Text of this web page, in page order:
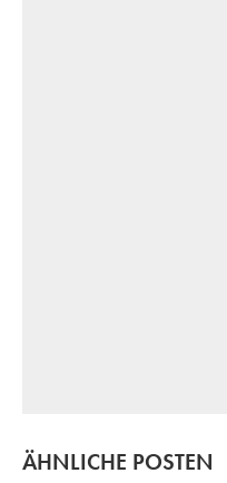
ÄHNLICHE POSTEN